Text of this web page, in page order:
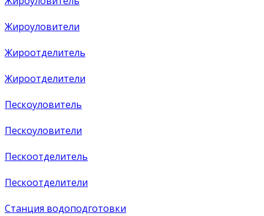
Жироуловители
Жироотделитель
Жироотделители
Пескоуловитель
Пескоуловители
Пескоотделитель
Пескоотделители
Станция водоподготовки